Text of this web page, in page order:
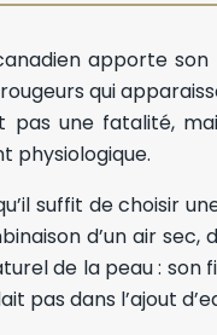
apporte
qui
une fatalité,
physiologique.
suffit de choisir
d’un air
de la peau : son
pas dans l’ajout